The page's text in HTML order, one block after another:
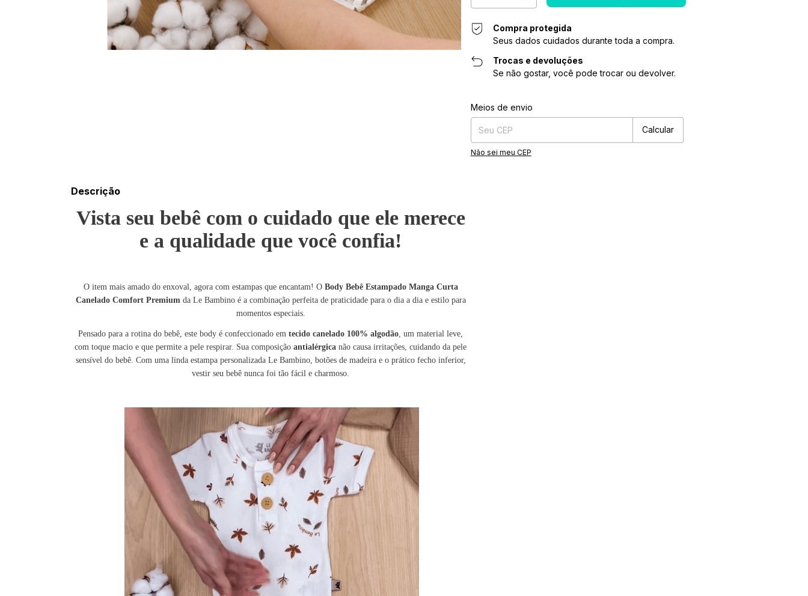
Compra protegida
Seus dados cuidados durante toda a compra.
Trocas e devoluções
Se não gostar, você pode trocar ou devolver.
Entregas para o CEP:
Meios de envio
Calcular
Não sei meu CEP
Descrição
Vista seu bebê com o cuidado que ele merece
e a qualidade que você confia!
O item mais amado do enxoval, agora com estampas que encantam! O Body Bebê Estampado Manga Curta
Canelado Comfort Premium da Le Bambino é a combinação perfeita de praticidade para o dia a dia e estilo para
momentos especiais.
Pensado para a rotina do bebê, este body é confeccionado emtecido canelado 100% algodão , um material leve,
com toque macio e que permite a pele respirar. Sua composiçãoantialérgica não causa irritações, cuidando da pele
sensível do bebê. Com uma linda estampa personalizada Le Bambino, botões de madeira e o prático fecho inferior,
vestir seu bebê nunca foi tão fácil e charmoso.